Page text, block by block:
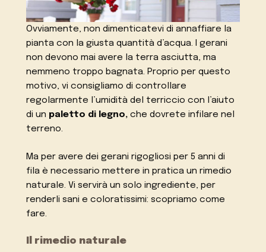
Ovviamente, non dimenticatevi di annaffiare la
pianta con la giusta quantità d’acqua. I gerani
non devono mai avere la terra asciutta, ma
nemmeno troppo bagnata. Proprio per questo
motivo, vi consigliamo di controllare
regolarmente l’umidità del terriccio con l’aiuto
di un paletto di legno, che dovrete infilare nel
terreno.
Ma per avere dei gerani rigogliosi per 5 anni di
fila è necessario mettere in pratica un rimedio
naturale. Vi servirà un solo ingrediente, per
renderli sani e coloratissimi: scopriamo come
fare.
Il rimedio naturale